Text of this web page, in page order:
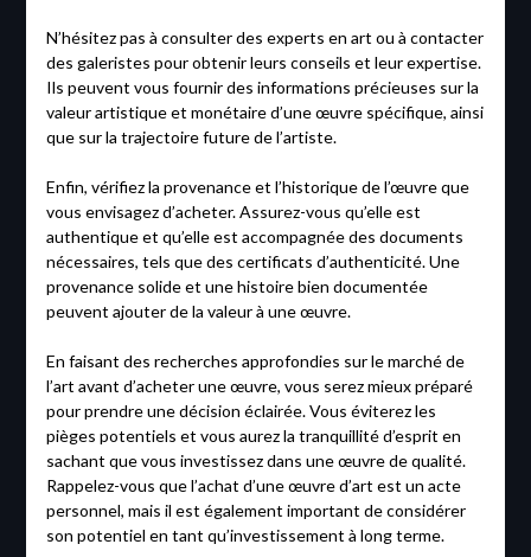
N’hésitez pas à consulter des experts en art ou à contacter
des galeristes pour obtenir leurs conseils et leur expertise.
Ils peuvent vous fournir des informations précieuses sur la
valeur artistique et monétaire d’une œuvre spécifique, ainsi
que sur la trajectoire future de l’artiste.
Enfin, vérifiez la provenance et l’historique de l’œuvre que
vous envisagez d’acheter. Assurez-vous qu’elle est
authentique et qu’elle est accompagnée des documents
nécessaires, tels que des certificats d’authenticité. Une
provenance solide et une histoire bien documentée
peuvent ajouter de la valeur à une œuvre.
En faisant des recherches approfondies sur le marché de
l’art avant d’acheter une œuvre, vous serez mieux préparé
pour prendre une décision éclairée. Vous éviterez les
pièges potentiels et vous aurez la tranquillité d’esprit en
sachant que vous investissez dans une œuvre de qualité.
Rappelez-vous que l’achat d’une œuvre d’art est un acte
personnel, mais il est également important de considérer
son potentiel en tant qu’investissement à long terme.